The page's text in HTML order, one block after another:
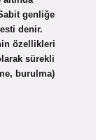
genliğe
denir.
özellikleri
sürekli
burulma)